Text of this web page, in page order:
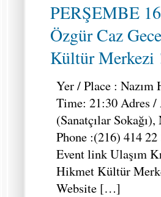
PERŞEMBE
Özgür Caz
Kültür Merkezi
Yer / Place :
Time: 21:30 Adres /
(Sanatçılar
Phone :(216) 414
Event link Ulaşım
Hikmet Kültür
Website […]